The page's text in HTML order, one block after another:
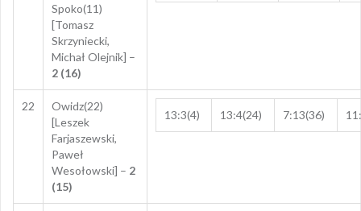
Spoko(11)
[Tomasz
Skrzyniecki,
Michał Olejnik] –
2 (16)
22
Owidz(22)
[Leszek
Farjaszewski,
Paweł
Wesołowski] – 2
(15)
13:3(4) 13:4(24) 7:13(36)